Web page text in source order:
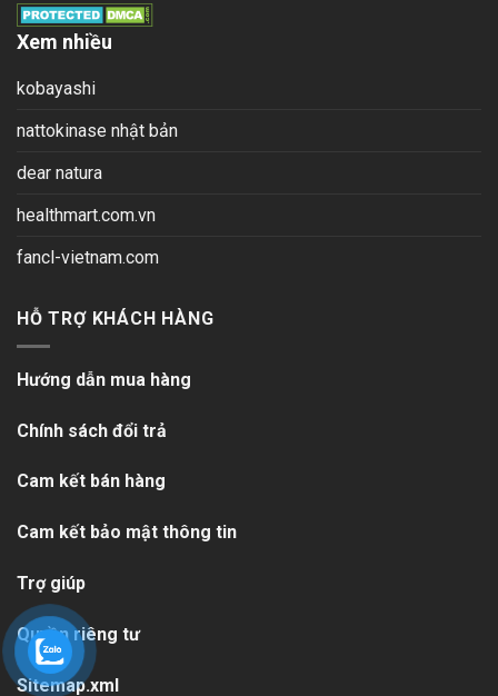
Xem nhiều
kobayashi
nattokinase nhật bản
dear natura
healthmart.com.vn
fancl-vietnam.com
HỖ TRỢ KHÁCH HÀNG
Hướng dẫn mua hàng
Chính sách đổi trả
Cam kết bán hàng
Cam kết bảo mật thông tin
Trợ giúp
Quyền riêng tư
Sitemap.xml